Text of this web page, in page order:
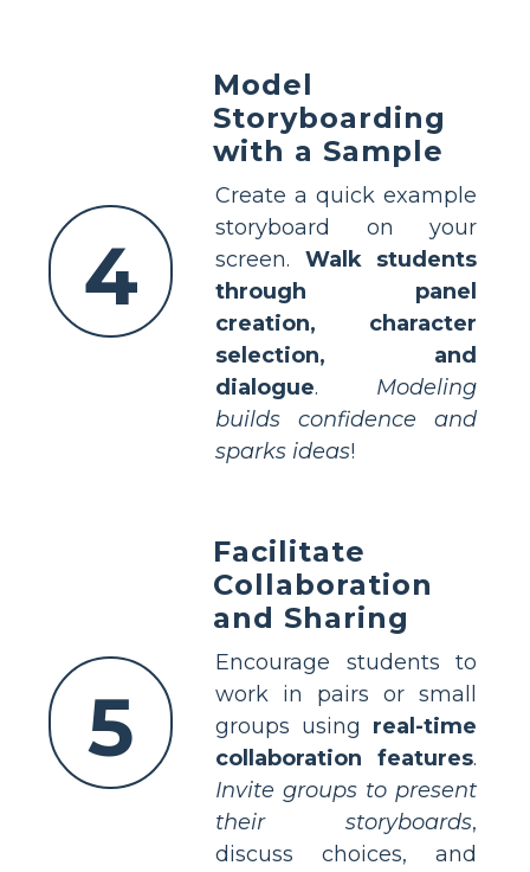
4
Model
Storyboarding
with a Sample
Create a quick example
storyboard on your
screen. Walk students
through panel
creation, character
selection, and
dialogue. Modeling
builds confidence and
sparks ideas!
5
Facilitate
Collaboration
and Sharing
Encourage students to
work in pairs or small
groups using real-time
collaboration features.
Invite groups to present
their storyboards,
discuss choices, and